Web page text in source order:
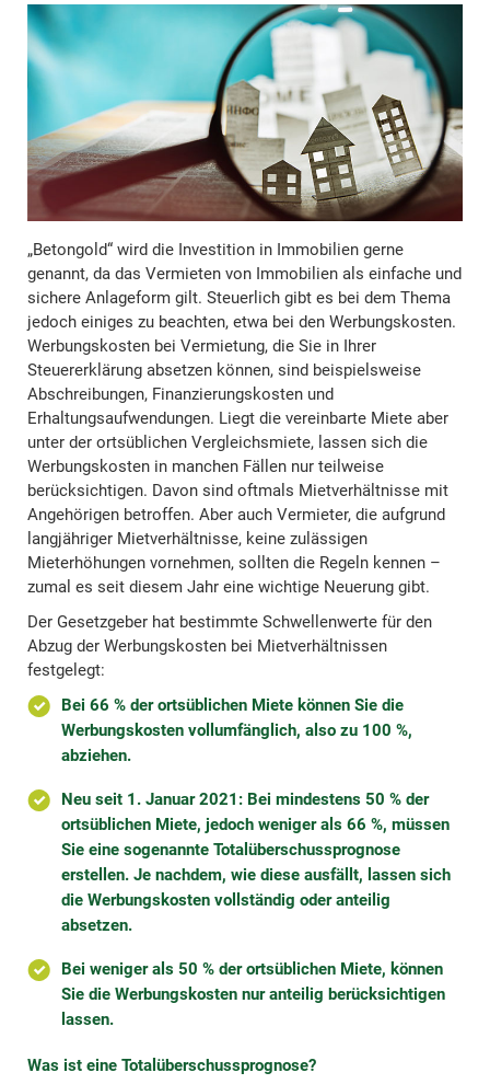
„Betongold“ wird die Investition in Immobilien gerne
genannt, da das Vermieten von Immobilien als einfache und
sichere Anlageform gilt. Steuerlich gibt es bei dem Thema
jedoch einiges zu beachten, etwa bei den Werbungskosten.
Werbungskosten bei Vermietung, die Sie in Ihrer
Steuererklärung absetzen können, sind beispielsweise
Abschreibungen, Finanzierungskosten und
Erhaltungsaufwendungen. Liegt die vereinbarte Miete aber
unter der ortsüblichen Vergleichsmiete, lassen sich die
Werbungskosten in manchen Fällen nur teilweise
berücksichtigen. Davon sind oftmals Mietverhältnisse mit
Angehörigen betroffen. Aber auch Vermieter, die aufgrund
langjähriger Mietverhältnisse, keine zulässigen
Mieterhöhungen vornehmen, sollten die Regeln kennen –
zumal es seit diesem Jahr eine wichtige Neuerung gibt.
Der Gesetzgeber hat bestimmte Schwellenwerte für den
Abzug der Werbungskosten bei Mietverhältnissen
festgelegt:
Bei 66 % der ortsüblichen Miete können Sie die
Werbungskosten vollumfänglich, also zu 100 %,
abziehen.
Neu seit 1. Januar 2021: Bei mindestens 50 % der
ortsüblichen Miete, jedoch weniger als 66 %, müssen
Sie eine sogenannte Totalüberschussprognose
erstellen. Je nachdem, wie diese ausfällt, lassen sich
die Werbungskosten vollständig oder anteilig
absetzen.
Bei weniger als 50 % der ortsüblichen Miete, können
Sie die Werbungskosten nur anteilig berücksichtigen
lassen.
Was ist eine Totalüberschussprognose?